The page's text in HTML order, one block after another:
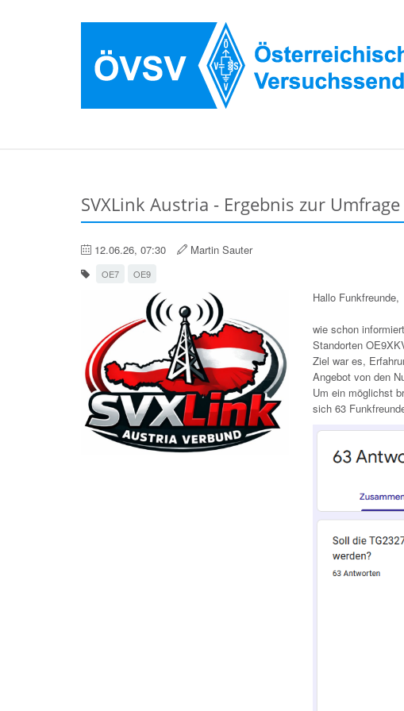
SVXLink Austria - Ergebnis zur
12.06.26, 07:30 Martin Sauter
OE7 OE9
Hallo Funkfreunde,
wie schon
Standorten
Ziel war es,
Angebot von den
Um ein möglichst
sich 63